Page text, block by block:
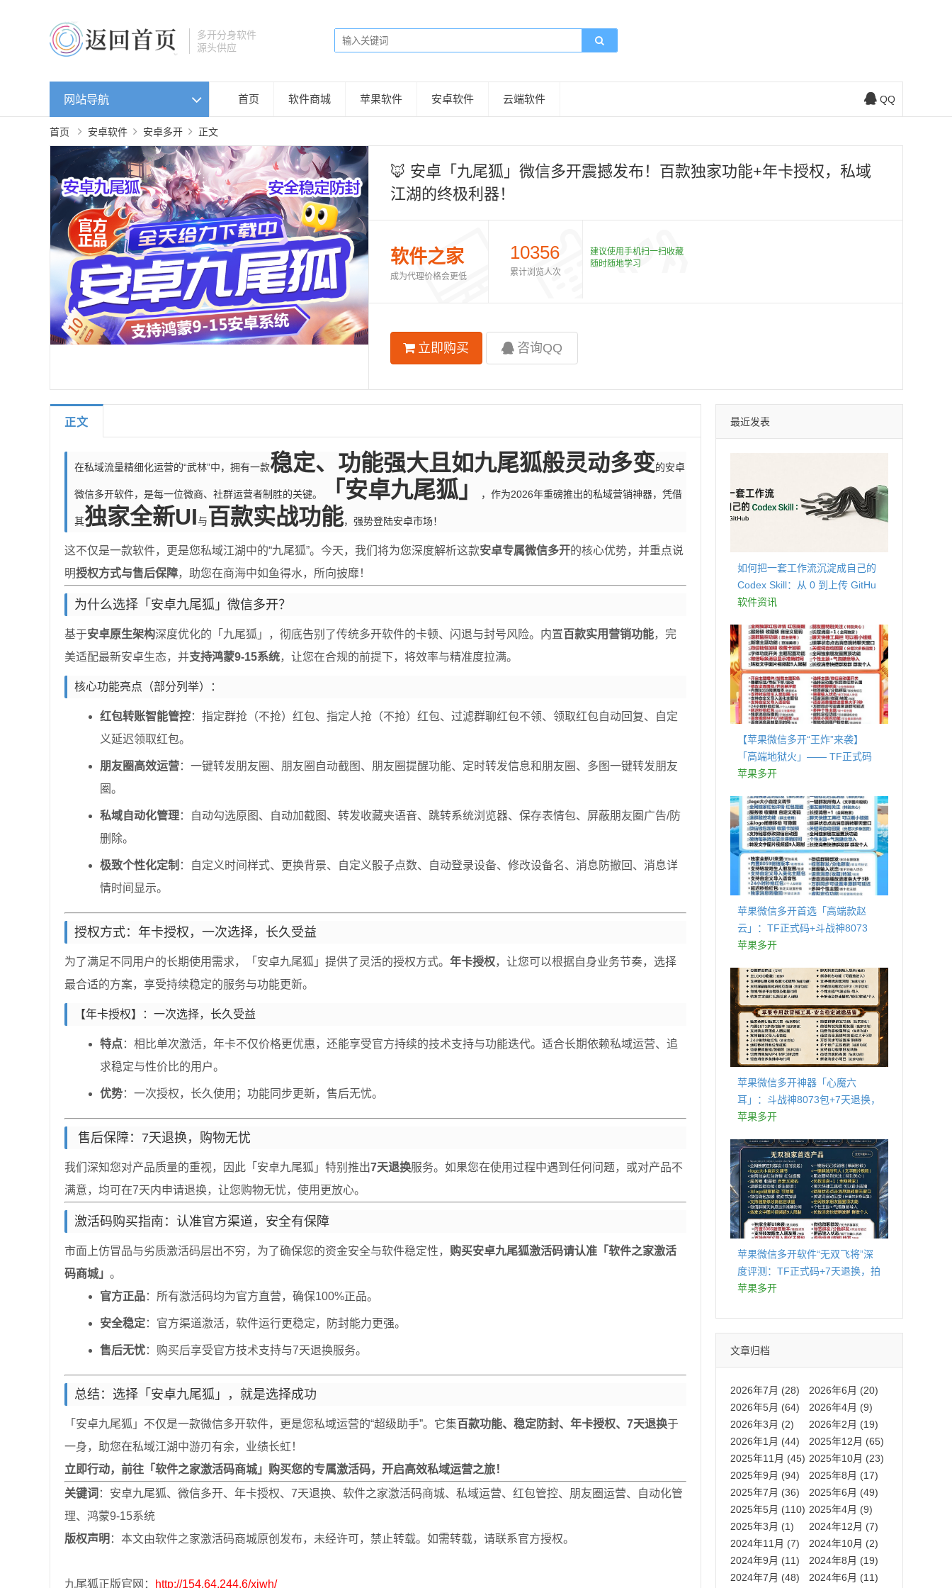
多开分身软件
源头供应
网站导航 首页 软件商城 苹果软件 安卓软件 云端软件 QQ
首页 安卓软件 安卓多开 正文
🦊 安卓「九尾狐」微信多开震撼发布！百款独家功能+年卡授权，私域
江湖的终极利器！
软件之家
成为代理价格会更低
10356
累计浏览人次
建议使用手机扫一扫收藏
随时随地学习
立即购买 咨询QQ
正文
在私域流量精细化运营的“武林”中，拥有一款稳定、功能强大且如九尾狐般灵动多变的安卓
微信多开软件，是每一位微商、社群运营者制胜的关键。 「安卓九尾狐」 ，作为2026年重磅推出的私域营销神器，凭借
其独家全新UI与百款实战功能，强势登陆安卓市场！
这不仅是一款软件，更是您私域江湖中的“九尾狐”。今天，我们将为您深度解析这款安卓专属微信多开的核心优势，并重点说
明授权方式与售后保障，助您在商海中如鱼得水，所向披靡！
为什么选择「安卓九尾狐」微信多开？
基于安卓原生架构深度优化的「九尾狐」，彻底告别了传统多开软件的卡顿、闪退与封号风险。内置百款实用营销功能，完
美适配最新安卓生态，并支持鸿蒙9-15系统，让您在合规的前提下，将效率与精准度拉满。
核心功能亮点（部分列举）：
红包转账智能管控：指定群抢（不抢）红包、指定人抢（不抢）红包、过滤群聊红包不领、领取红包自动回复、自定
义延迟领取红包。
朋友圈高效运营：一键转发朋友圈、朋友圈自动截图、朋友圈提醒功能、定时转发信息和朋友圈、多图一键转发朋友
圈。
私域自动化管理：自动勾选原图、自动加截图、转发收藏夹语音、跳转系统浏览器、保存表情包、屏蔽朋友圈广告/防
删除。
极致个性化定制 ：自定义时间样式、更换背景、自定义骰子点数、自动登录设备、修改设备名、消息防撤回、消息详
情时间显示。
授权方式：年卡授权，一次选择，长久受益
为了满足不同用户的长期使用需求，「安卓九尾狐」提供了灵活的授权方式。 年卡授权，让您可以根据自身业务节奏，选择
最合适的方案，享受持续稳定的服务与功能更新。
【年卡授权】：一次选择，长久受益
特点：相比单次激活，年卡不仅价格更优惠，还能享受官方持续的技术支持与功能迭代。适合长期依赖私域运营、追
求稳定与性价比的用户。
优势：一次授权，长久使用；功能同步更新，售后无忧。
️ 售后保障：7天退换，购物无忧
我们深知您对产品质量的重视，因此「安卓九尾狐」特别推出7天退换服务。如果您在使用过程中遇到任何问题，或对产品不
满意，均可在7天内申请退换，让您购物无忧，使用更放心。
激活码购买指南：认准官方渠道，安全有保障
市面上仿冒品与劣质激活码层出不穷，为了确保您的资金安全与软件稳定性， 购买安卓九尾狐激活码请认准「软件之家激活
码商城」 。
官方正品：所有激活码均为官方直营，确保100%正品。
安全稳定：官方渠道激活，软件运行更稳定，防封能力更强。
售后无忧：购买后享受官方技术支持与7天退换服务。
总结：选择「安卓九尾狐」，就是选择成功
「安卓九尾狐」不仅是一款微信多开软件，更是您私域运营的“超级助手”。它集百款功能、稳定防封、年卡授权、7天退换于
一身，助您在私域江湖中游刃有余，业绩长虹！
立即行动，前往「软件之家激活码商城」购买您的专属激活码，开启高效私域运营之旅！
关键词 ：安卓九尾狐、微信多开、年卡授权、7天退换、软件之家激活码商城、私域运营、红包管控、朋友圈运营、自动化管
理、鸿蒙9-15系统
版权声明 ：本文由软件之家激活码商城原创发布，未经许可，禁止转载。如需转载，请联系官方授权。
九尾狐正版官网： http://154.64.244.6/xjwh/
最近发表
如何把一套工作流沉淀成自己的
Codex Skill：从 0 到上传 GitHu
b
软件资讯
【苹果微信多开“王炸”来袭】
「高端地狱火」—— TF正式码
+斗战神8073包，7天退换，安全
苹果多开
苹果微信多开首选「高端款赵
云」：TF正式码+斗战神8073
包，7天退换认准拍拍卡激活码
苹果多开
苹果微信多开神器「心魔六
耳」：斗战神8073包+7天退换，
认准拍拍卡激活码商城
苹果多开
苹果微信多开软件“无双飞将”深
度评测：TF正式码+7天退换，拍
拍卡激活码商城正品保障
苹果多开
文章归档
2026年7月 (28)
2026年6月 (20)
2026年5月 (64)
2026年4月 (9)
2026年3月 (2)
2026年2月 (19)
2026年1月 (44)
2025年12月 (65)
2025年11月 (45) 2025年10月 (23)
2025年9月 (94)
2025年8月 (17)
2025年7月 (36)
2025年6月 (49)
2025年5月 (110) 2025年4月 (9)
2025年3月 (1)
2024年12月 (7)
2024年11月 (7)
2024年10月 (2)
2024年9月 (11)
2024年8月 (19)
2024年7月 (48)
2024年6月 (11)